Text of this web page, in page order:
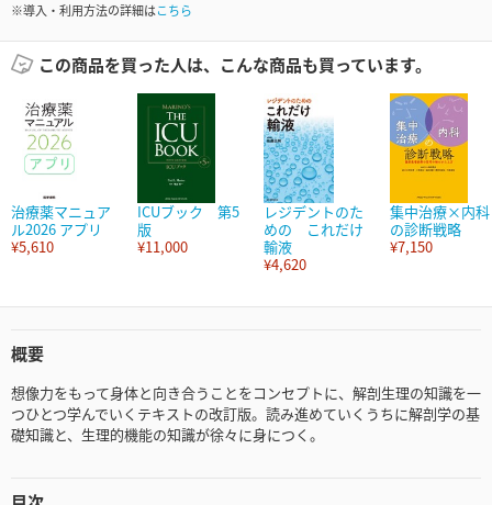
※導入・利用方法の詳細はこちら
この商品を買った人は、こんな商品も買っています。
治療薬マニュア
ル2026 アプリ
¥5,610
ICUブック 第5
版
¥11,000
レジデントのた
めの これだけ
輸液
¥4,620
集中治療×内科
の診断戦略
¥7,150
概要
想像力をもって身体と向き合うことをコンセプトに、解剖生理の知識を一
つひとつ学んでいくテキストの改訂版。読み進めていくうちに解剖学の基
礎知識と、生理的機能の知識が徐々に身につく。